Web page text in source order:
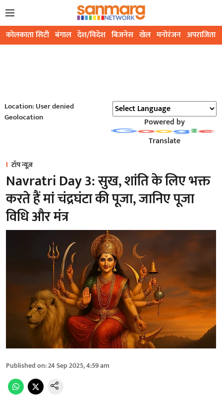
कोलकाता सिटी बंगाल देश/विदेश बिजनेस खेल मनोरंजन अपराजिता
Location: User denied
Geolocation
Powered by
Translate
टॉप न्यूज़
Navratri Day 3: सुख, शांति के लिए भक्त
करते हैं मां चंद्रघंटा की पूजा, जानिए पूजा
विधि और मंत्र
Published on:24 Sep 2025, 4:59 am